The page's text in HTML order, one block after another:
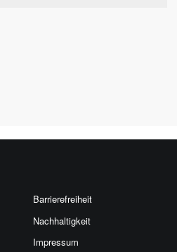
Barrierefreiheit
Nachhaltigkeit
Impressum